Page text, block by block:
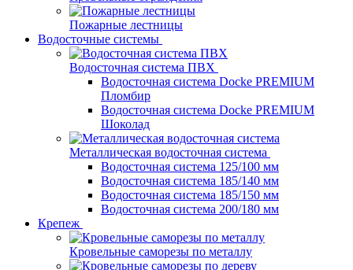
Пожарные лестницы
Водосточные системы
Водосточная система ПВХ
Водосточная система Docke PREMIUM
Пломбир
Водосточная система Docke PREMIUM
Шоколад
Металлическая водосточная система
Водосточная система 125/100 мм
Водосточная система 185/140 мм
Водосточная система 185/150 мм
Водосточная система 200/180 мм
Крепеж
Кровельные саморезы по металлу